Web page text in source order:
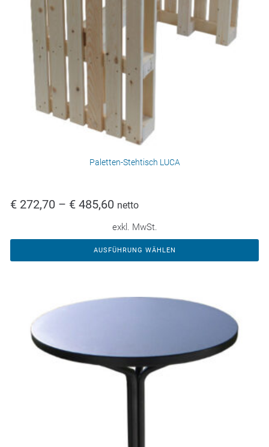
Paletten-Stehtisch LUCA
€ 272,70 – € 485,60 netto
exkl. MwSt.
AUSFÜHRUNG WÄHLEN